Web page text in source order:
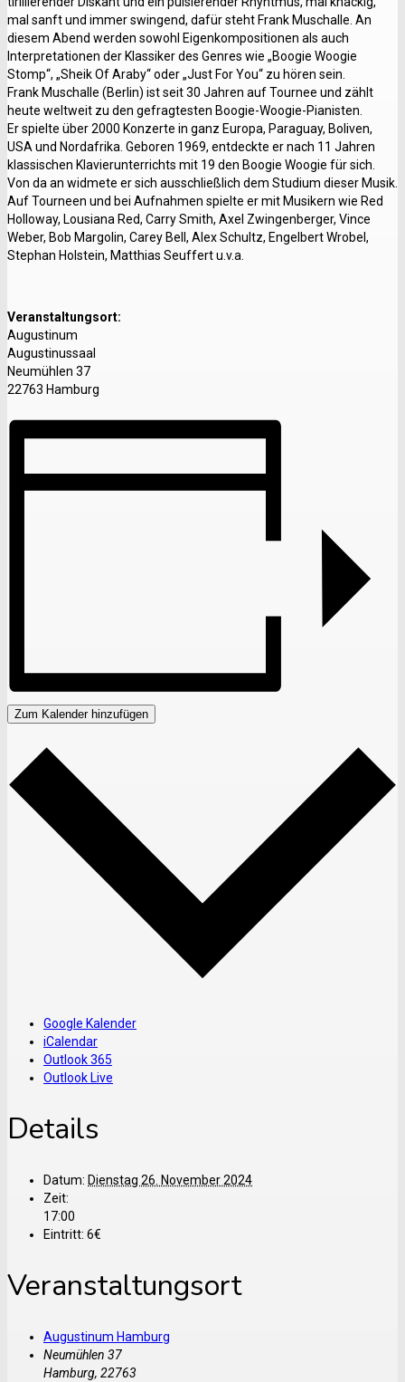
mal sanft und immer swingend, dafür steht Frank Muschalle. An
diesem Abend werden sowohl Eigenkompositionen als auch
Interpretationen der Klassiker des Genres wie „Boogie Woogie
Stomp“, „Sheik Of Araby“ oder „Just For You“ zu hören sein.
Frank Muschalle (Berlin) ist seit 30 Jahren auf Tournee und zählt
heute weltweit zu den gefragtesten Boogie-Woogie-Pianisten.
Er spielte über 2000 Konzerte in ganz Europa, Paraguay, Boliven,
USA und Nordafrika. Geboren 1969, entdeckte er nach 11 Jahren
klassischen Klavierunterrichts mit 19 den Boogie Woogie für sich.
Von da an widmete er sich ausschließlich dem Studium dieser Musik.
Auf Tourneen und bei Aufnahmen spielte er mit Musikern wie Red
Holloway, Lousiana Red, Carry Smith, Axel Zwingenberger, Vince
Weber, Bob Margolin, Carey Bell, Alex Schultz, Engelbert Wrobel,
Stephan Holstein, Matthias Seuffert u.v.a.
Veranstaltungsort:
Augustinum
Augustinussaal
Neumühlen 37
22763 Hamburg
Zum Kalender hinzufügen
Google Kalender
iCalendar
Outlook 365
Outlook Live
Details
Datum: Dienstag 26. November 2024
Zeit:
17:00
Eintritt: 6€
Veranstaltungsort
Augustinum Hamburg
Neumühlen 37
Hamburg, 22763